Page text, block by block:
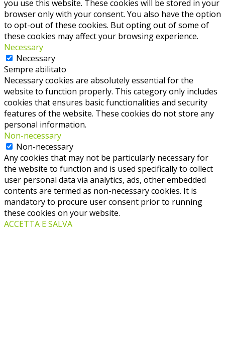
you use this website. These cookies will be stored in your
browser only with your consent. You also have the option
to opt-out of these cookies. But opting out of some of
these cookies may affect your browsing experience.
Necessary
Necessary
Sempre abilitato
Necessary cookies are absolutely essential for the
website to function properly. This category only includes
cookies that ensures basic functionalities and security
features of the website. These cookies do not store any
personal information.
Non-necessary
Non-necessary
Any cookies that may not be particularly necessary for
the website to function and is used specifically to collect
user personal data via analytics, ads, other embedded
contents are termed as non-necessary cookies. It is
mandatory to procure user consent prior to running
these cookies on your website.
ACCETTA E SALVA